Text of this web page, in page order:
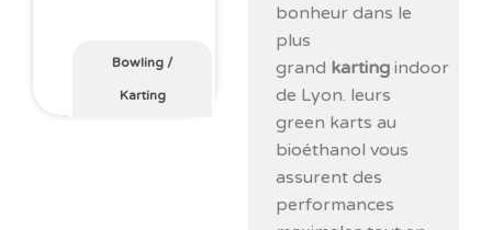
Bowling /
Karting
bonheur dans le
plus
grand karting indoor
de Lyon. leurs
green karts au
bioéthanol vous
assurent des
performances